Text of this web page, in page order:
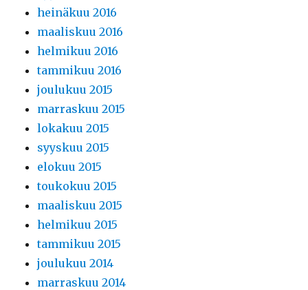
heinäkuu 2016
maaliskuu 2016
helmikuu 2016
tammikuu 2016
joulukuu 2015
marraskuu 2015
lokakuu 2015
syyskuu 2015
elokuu 2015
toukokuu 2015
maaliskuu 2015
helmikuu 2015
tammikuu 2015
joulukuu 2014
marraskuu 2014